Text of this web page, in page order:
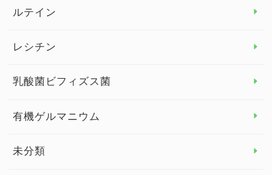
より健康のために トップ
眼の健康
睡眠
ルテイン
レシチン
乳酸菌ビフィズス菌
有機ゲルマニウム
未分類